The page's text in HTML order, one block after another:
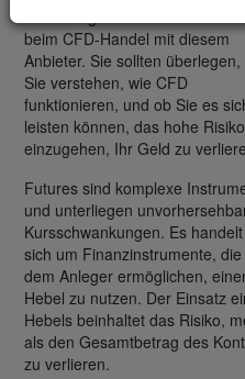
beim CFD-Handel mit diesem
Anbieter. Sie sollten überlegen,
Sie verstehen, wie CFD
funktionieren, und ob Sie es
leisten können, das hohe Risiko
einzugehen, Ihr Geld zu
Futures sind komplexe
und unterliegen
Kursschwankungen. Es handelt
sich um Finanzinstrumente,
dem Anleger ermöglichen,
Hebel zu nutzen. Der Einsatz
Hebels beinhaltet das Risiko,
als den Gesamtbetrag des
zu verlieren.